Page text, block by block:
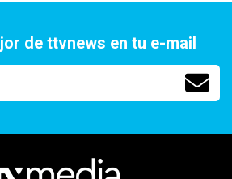
de ttvnews en tu e-mail